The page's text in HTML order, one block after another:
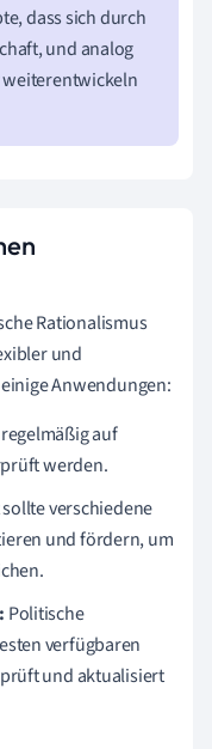
dass sich durch
und analog
Rationalismus
und
Anwendungen:
auf
werden.
verschiedene
und fördern, um
Politische
verfügbaren
und aktualisiert